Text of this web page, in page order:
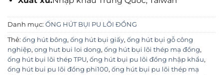
Danh mục: ỐNG HÚT BỤI PU LÕI ĐỒNG
Thẻ: ống hút bông, ống hút bụi giấy, ống hút bụi gỗ công
nghiệp, ong hut bui loi dong, ống hút bụi lõi thép mạ đồng,
ống hút bụi lõi thép TPU, ống hút bụi pu lõi đồng nhập khẩu,
ống hút bui pu lõi đồng phi100, ống hút bụi pu lõi thép mạ